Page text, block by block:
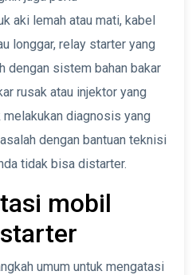
aki lemah atau mati, kabel
longgar, relay starter yang
dengan sistem bahan bakar
rusak atau injektor yang
diagnosis yang
dengan bantuan teknisi
tidak bisa distarter.
mobil
umum untuk mengatasi